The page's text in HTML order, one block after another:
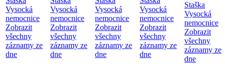
Vysocká
nemocnice
Zobrazit
všechny
záznamy ze
dne
Vysocká
nemocnice
Zobrazit
všechny
záznamy ze
dne
Vysocká
nemocnice
Zobrazit
všechny
záznamy ze
dne
Vysocká
nemocnice
Zobrazit
všechny
záznamy ze
dne
Staška
Vysocká
nemocnice
Zobrazit
všechny
záznamy ze
dne